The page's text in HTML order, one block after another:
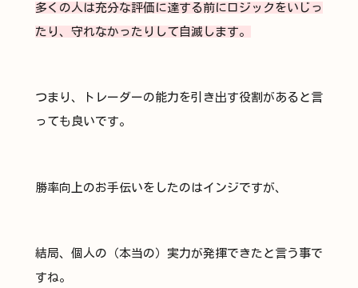
多くの人は充分な評価に達する前にロジックをいじっ
たり、守れなかったりして自滅します。
つまり、トレーダーの能力を引き出す役割があると言
っても良いです。
勝率向上のお手伝いをしたのはインジですが、
結局、個人の（本当の）実力が発揮できたと言う事で
すね。